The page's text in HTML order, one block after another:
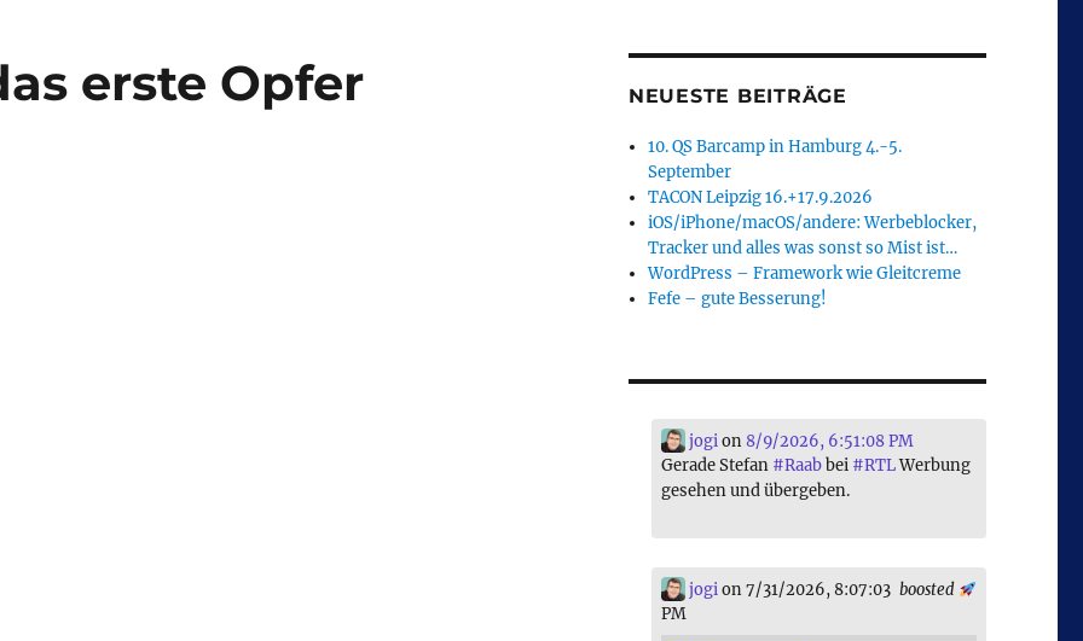
erste Opfer NEUESTE BEITRÄGE
10. QS Barcamp in Hamburg 4.-5.
September
TACON Leipzig 16.+17.9.2026
iOS/iPhone/macOS/andere: Werbeblocker,
Tracker und alles was sonst so Mist ist…
WordPress – Framework wie Gleitcreme
Fefe – gute Besserung!
jogi on8/9/2026, 6:51:08 PM
Gerade Stefan #Raabbei #RTLWerbung
gesehen und übergeben.
boosted
jogi on 7/31/2026, 8:07:03
PM